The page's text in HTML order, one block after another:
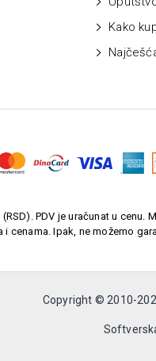
Kako
PDV je uračunat u
cenama. Ipak, ne možemo
Copyright © 2010-